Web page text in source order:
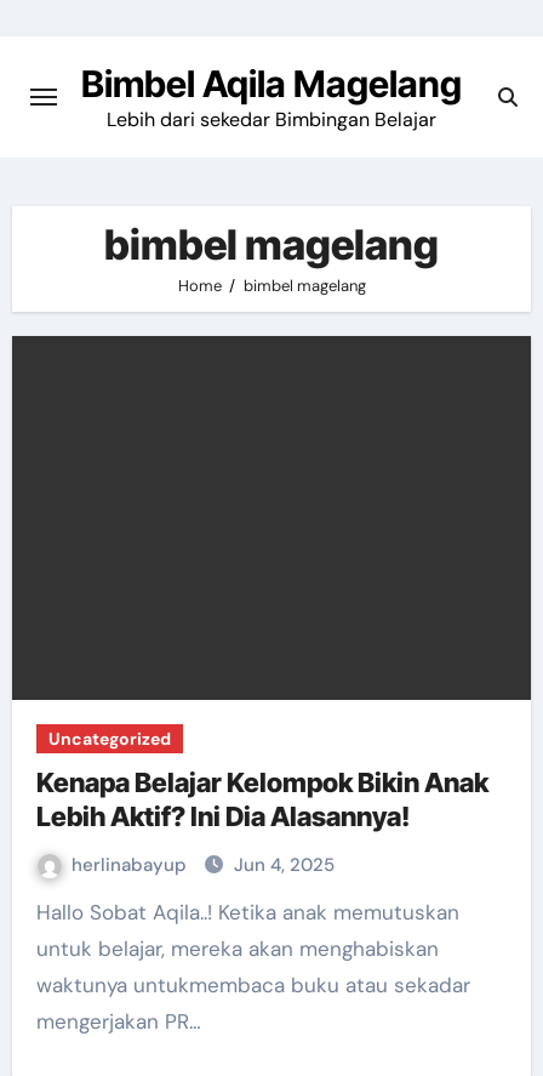
content
Bimbel Aqila Magelang
Lebih dari sekedar Bimbingan Belajar
bimbel magelang
Home bimbel magelang
Uncategorized
Kenapa Belajar Kelompok Bikin Anak
Lebih Aktif? Ini Dia Alasannya!
herlinabayup Jun 4, 2025
Hallo Sobat Aqila..! Ketika anak memutuskan
untuk belajar, mereka akan menghabiskan
waktunya untukmembaca buku atau sekadar
mengerjakan PR…